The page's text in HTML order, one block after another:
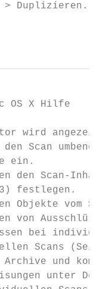
Duplizieren.
OS X Hilfe
wird
Scan
ein.
den Scan-
festlegen.
Objekte vom
von
bei
Scans (Seite
und
unter